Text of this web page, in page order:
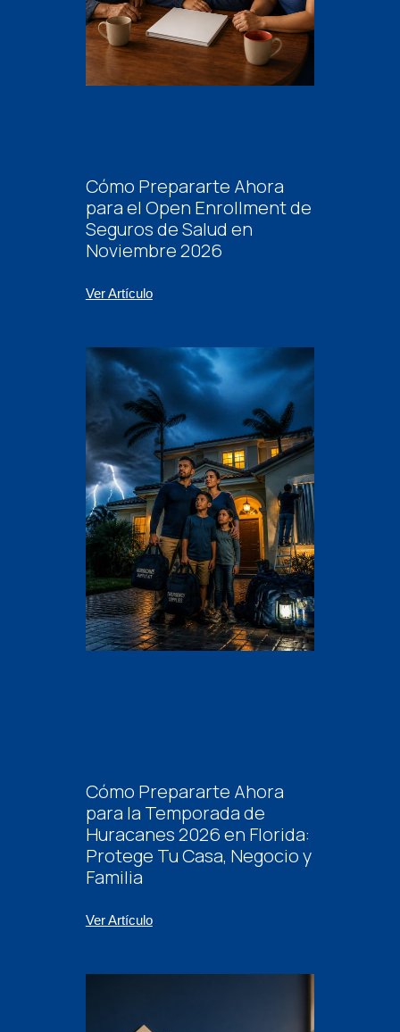
Cómo Prepararte Ahora
para el Open Enrollment de
Seguros de Salud en
Noviembre 2026
Ver Artículo
Cómo Prepararte Ahora
para la Temporada de
Huracanes 2026 en Florida:
Protege Tu Casa, Negocio y
Familia
Ver Artículo